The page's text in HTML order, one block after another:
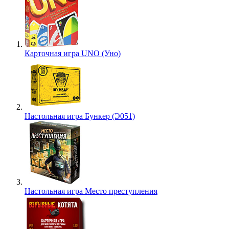
Карточная игра UNO (Уно)
Настольная игра Бункер (Э051)
Настольная игра Место преступления